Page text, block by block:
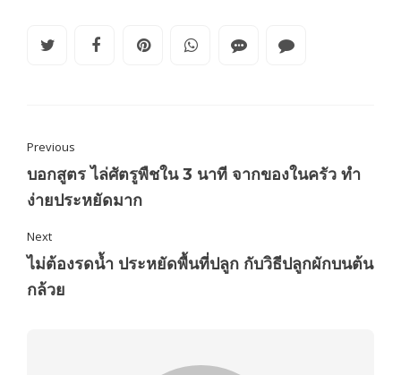
Previous
บอกสูตร ไล่ศัตรูพืชใน 3 นาที จากของในครัว ทำ
ง่ายประหยัดมาก
Next
ไม่ต้องรดน้ำ ประหยัดพื้นที่ปลูก กับวิธีปลูกผักบนต้น
กล้วย